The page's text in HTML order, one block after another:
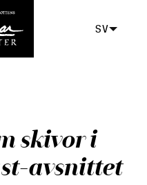
SV
skivor i
avsnittet